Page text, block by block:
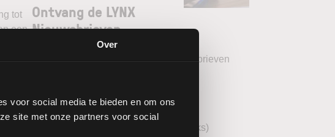
Over
voor social media te bieden en om ons
site met onze partners voor social
tot
een
op
Ontvang de LYNX
Nieuwsbrieven
Selecteer uw gewenste LYNX Nieuwsbrieven
LYNX Morning Call (dagelijks)
Technische analyse AEX (wekelijks)